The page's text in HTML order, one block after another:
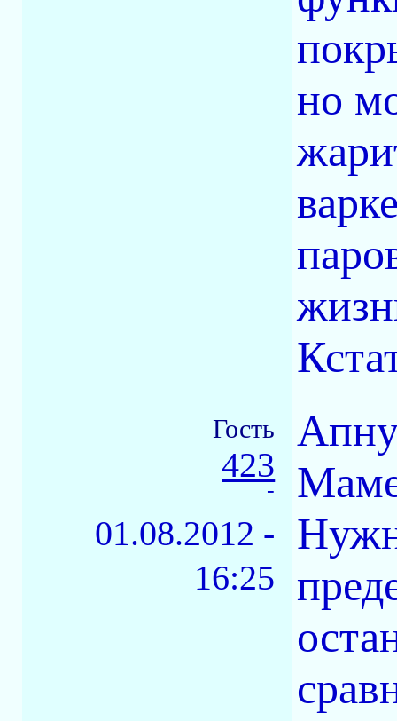
но
Гость
423
-
01.08.2012 -
16:25